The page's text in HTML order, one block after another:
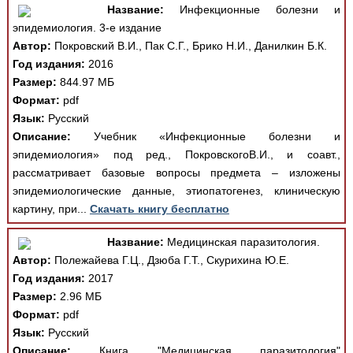
Название: Инфекционные болезни и
эпидемиология. 3-е издание
Автор: Покровский В.И., Пак С.Г., Брико Н.И., Данилкин Б.К.
Год издания: 2016
Размер: 844.97 МБ
Формат: pdf
Язык: Русский
Описание: Учебник «Инфекционные болезни и
эпидемиология» под ред., ПокровскогоВ.И., и соавт.,
рассматривает базовые вопросы предмета – изложены
эпидемиологические данные, этиопатогенез, клиническую
картину, при... Скачать книгу бесплатно
Название: Медицинская паразитология.
Автор: Полежайева Г.Ц., Дзюба Г.Т., Скурихина Ю.Е.
Год издания: 2017
Размер: 2.96 МБ
Формат: pdf
Язык: Русский